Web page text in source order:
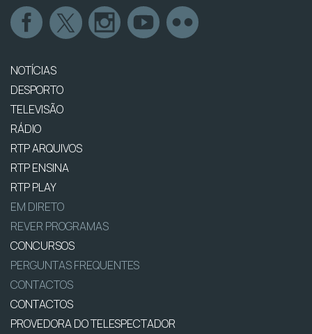
NOTÍCIAS
DESPORTO
TELEVISÃO
RÁDIO
RTP ARQUIVOS
RTP ENSINA
RTP PLAY
EM DIRETO
REVER PROGRAMAS
CONCURSOS
PERGUNTAS FREQUENTES
CONTACTOS
CONTACTOS
PROVEDORA DO TELESPECTADOR